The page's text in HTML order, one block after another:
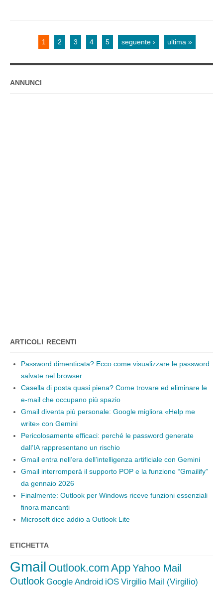
1 2 3 4 5 seguente › ultima »
ANNUNCI
ARTICOLI RECENTI
Password dimenticata? Ecco come visualizzare le password
salvate nel browser
Casella di posta quasi piena? Come trovare ed eliminare le
e-mail che occupano più spazio
Gmail diventa più personale: Google migliora «Help me
write» con Gemini
Pericolosamente efficaci: perché le password generate
dall’IA rappresentano un rischio
Gmail entra nell’era dell’intelligenza artificiale con Gemini
Gmail interromperà il supporto POP e la funzione “Gmailify”
da gennaio 2026
Finalmente: Outlook per Windows riceve funzioni essenziali
finora mancanti
Microsoft dice addio a Outlook Lite
ETICHETTA
Gmail Outlook.com AppYahoo Mail
Outlook Google Android iOS Virgilio Mail (Virgilio)